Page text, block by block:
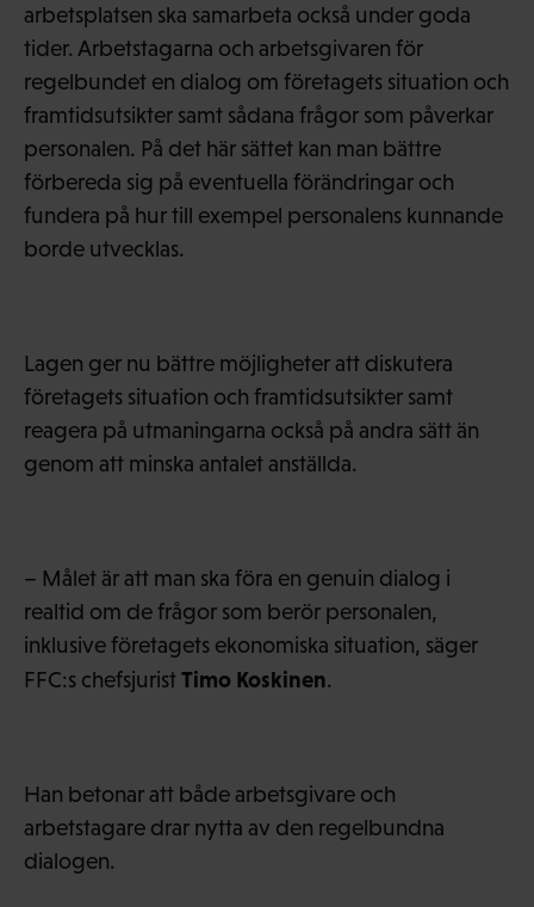
arbetsplatsen ska samarbeta också under goda
tider. Arbetstagarna och arbetsgivaren för
regelbundet en dialog om företagets situation och
framtidsutsikter samt sådana frågor som påverkar
personalen. På det här sättet kan man bättre
förbereda sig på eventuella förändringar och
fundera på hur till exempel personalens kunnande
borde utvecklas.
Lagen ger nu bättre möjligheter att diskutera
företagets situation och framtidsutsikter samt
reagera på utmaningarna också på andra sätt än
genom att minska antalet anställda.
– Målet är att man ska föra en genuin dialog i
realtid om de frågor som berör personalen,
inklusive företagets ekonomiska situation, säger
FFC:s chefsjuristTimo Koskinen.
Han betonar att både arbetsgivare och
arbetstagare drar nytta av den regelbundna
dialogen.